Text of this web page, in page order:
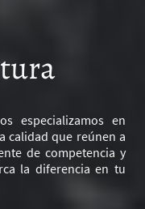
especializamos en
calidad que reúnen a
de competencia y
la diferencia en tu